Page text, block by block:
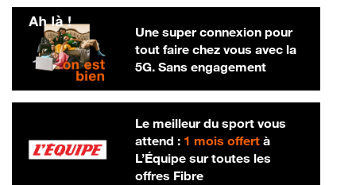
Une super connexion pour
tout faire chez vous avec la
5G. Sans engagement
Le meilleur du sport vous
attend : 1 mois offertà
L’Équipe sur toutes les
offres Fibre